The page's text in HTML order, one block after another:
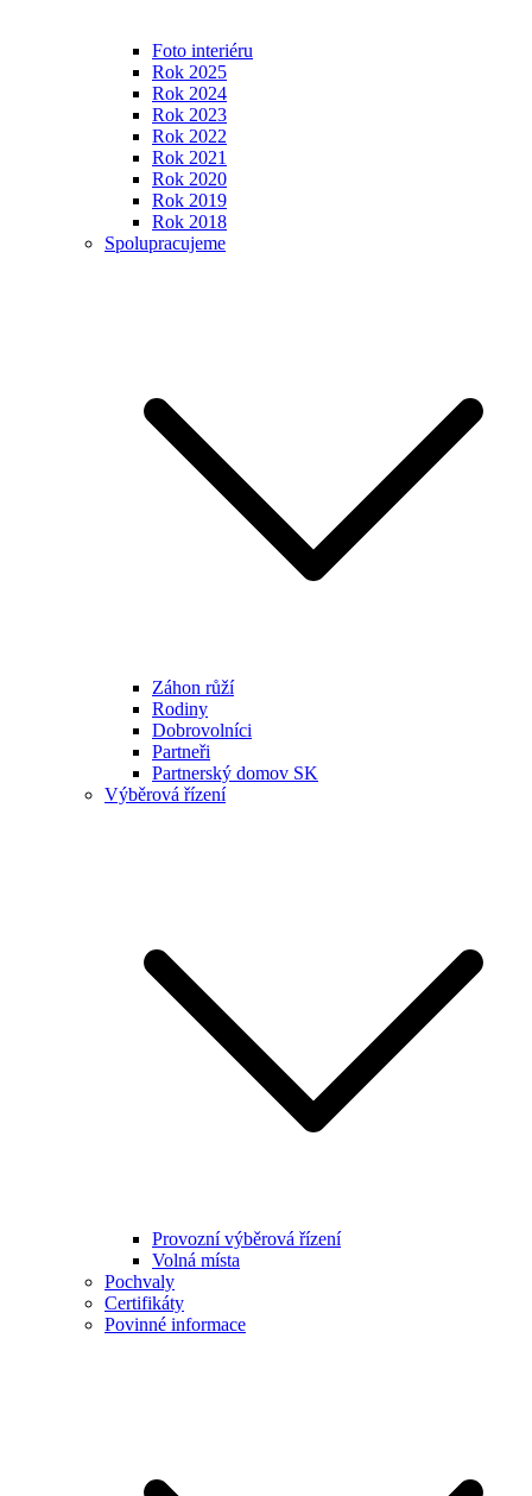
Foto interiéru
Rok 2025
Rok 2024
Rok 2023
Rok 2022
Rok 2021
Rok 2020
Rok 2019
Rok 2018
Spolupracujeme
Záhon růží
Rodiny
Dobrovolníci
Partneři
Partnerský domov SK
Výběrová řízení
Provozní výběrová řízení
Volná místa
Pochvaly
Certifikáty
Povinné informace